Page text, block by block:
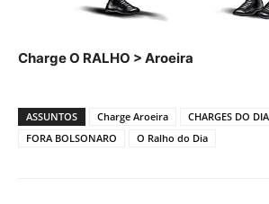
Charge O RALHO > Aroeira
ASSUNTOS Charge Aroeira
CHARGES DO DIA
FORA BOLSONARO
O Ralho do Dia